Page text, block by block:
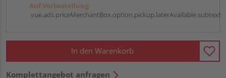
Auf Vorbestellung:
vue.ads.priceMerchantBox.option.pickup.laterAvailable.subtext
In den Warenkorb
Komplettangebot anfragen